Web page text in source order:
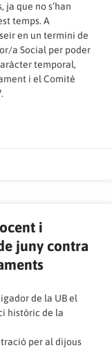
ja que no s’han
temps. A
en un termini de
a Social per poder
temporal,
i el Comité
i
juny contra
de la UB el
històric de la
per al dijous